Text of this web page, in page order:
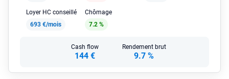
Loyer HC conseillé
693 €/mois
Chômage
7.2 %
Cash flow
144 €
Rendement brut
9.7 %